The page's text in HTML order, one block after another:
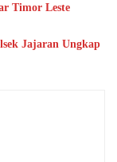
Timor Leste
Jajaran Ungkap